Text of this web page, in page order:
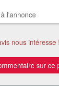
l'annonce
nous intéresse !
sur ce